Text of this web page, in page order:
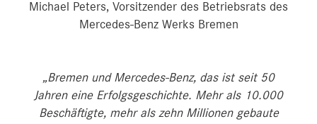
Michael Peters, Vorsitzender des Betriebsrats des
Mercedes-Benz Werks Bremen
„Bremen und Mercedes-Benz, das ist seit 50
Jahren eine Erfolgsgeschichte. Mehr als 10.000
Beschäftigte, mehr als zehn Millionen gebaute